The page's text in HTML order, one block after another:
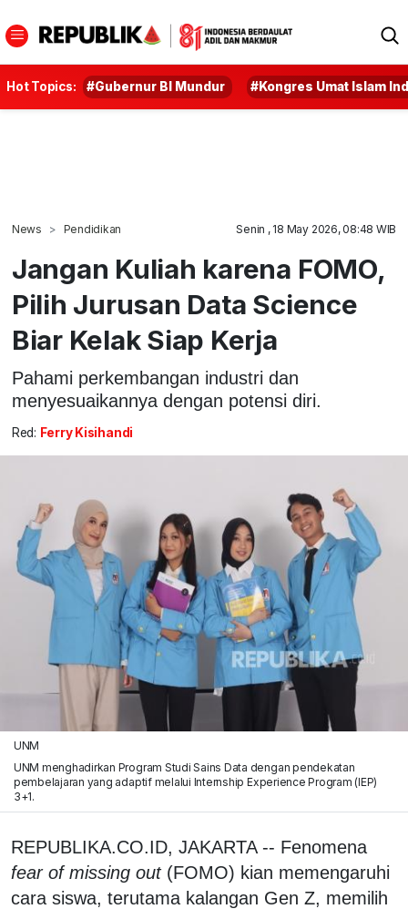
Hot Topics: #Gubernur BI Mundur #Kongres Umat Islam
News Pendidikan Senin , 18 May 2026, 08:48 WIB
Jangan Kuliah karena FOMO,
Pilih Jurusan Data Science
Biar Kelak Siap Kerja
Pahami perkembangan industri dan
menyesuaikannya dengan potensi diri.
Red: Ferry Kisihandi
UNM
UNM menghadirkan Program Studi Sains Data dengan pendekatan
pembelajaran yang adaptif melalui Internship Experience Program (IEP)
3+1.
REPUBLIKA.CO.ID, JAKARTA -- Fenomena
fear of missing out(FOMO) kian memengaruhi
cara siswa, terutama kalangan Gen Z, memilih